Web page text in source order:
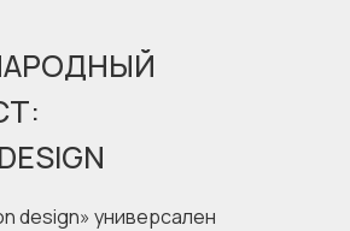
design» универсален